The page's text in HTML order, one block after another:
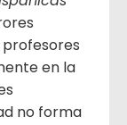
en la
no forma